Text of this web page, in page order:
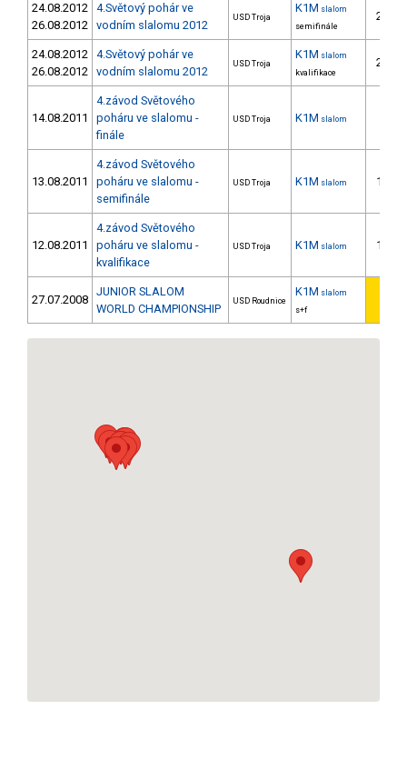
24.08.2012
26.08.2012
4.Světový pohár ve
vodním slalomu 2012
USD Troja
K1M slalom
semifinále
20.
24.08.2012
26.08.2012
4.Světový pohár ve
vodním slalomu 2012
USD Troja
K1M slalom
kvalifikace
21.
14.08.2011
4.závod Světového
poháru ve slalomu -
finále
USD Troja K1M slalom
13.08.2011
4.závod Světového
poháru ve slalomu -
semifinále
USD Troja K1M slalom 10.
12.08.2011
4.závod Světového
poháru ve slalomu -
kvalifikace
USD Troja K1M slalom 13.
27.07.2008
JUNIOR SLALOM
WORLD CHAMPIONSHIP
USD Roudnice
K1M slalom
s+f